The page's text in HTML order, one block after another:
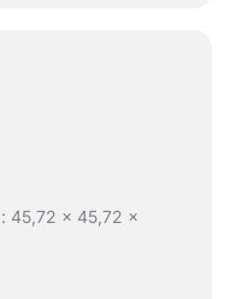
45,72 x 45,72 x